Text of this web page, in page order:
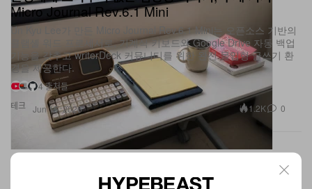
테크
Un Kyu Lee가 만든 Micro Journal Rev.6.1 Mini는 오픈소스 기반의
클램셸 워드 프로세서로, 기계식 키보드와 Google Drive 자동 백업
기능을 갖추고 writerDeck 커뮤니티를 위한 완전 몰입형 글쓰기 환
4 출처들
Jun 15, 2026
1.2K